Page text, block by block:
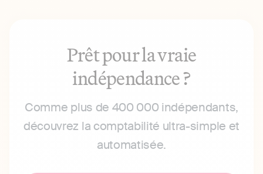
Prêt pour la vraie
indépendance ?
Comme plus de 400 000 indépendants,
découvrez la comptabilité ultra-simple et
automatisée.